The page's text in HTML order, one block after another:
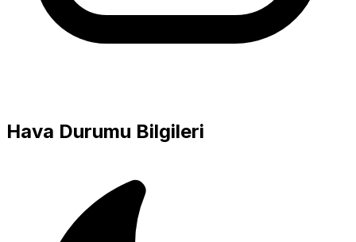
Hava Durumu Bilgileri